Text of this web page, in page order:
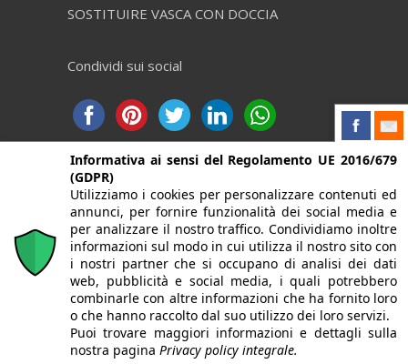
SOSTITUIRE VASCA CON DOCCIA
Condividi sui social
Privacy
Privacy Policy
@2021-2022 LUPIA PAVIMENTI srl | Via Manzoni, 53 -
Informativa ai sensi del Regolamento UE 2016/679
(GDPR)
Utilizziamo i cookies per personalizzare contenuti ed
annunci, per fornire funzionalità dei social media e
per analizzare il nostro traffico. Condividiamo inoltre
informazioni sul modo in cui utilizza il nostro sito con
i nostri partner che si occupano di analisi dei dati
web, pubblicità e social media, i quali potrebbero
combinarle con altre informazioni che ha fornito loro
o che hanno raccolto dal suo utilizzo dei loro servizi.
Puoi trovare maggiori informazioni e dettagli sulla
nostra pagina Privacy policy integrale.